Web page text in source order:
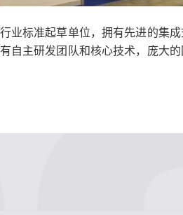
业标准起草单位，拥有先进的集
主研发团队和核心技术，庞大的